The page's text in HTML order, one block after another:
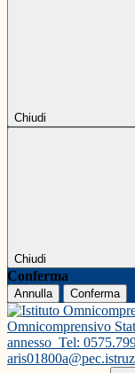
Chiudi
Chiudi
Conferma
Annulla Conferma
Omnicomprensivo
annesso Tel: